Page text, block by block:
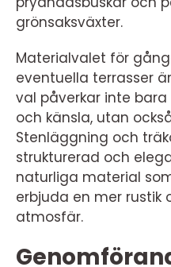
grönsaksväxter.
Materialvalet för
eventuella terrasser
val påverkar inte
och känsla, utan
Stenläggning och
strukturerad och
naturliga material
erbjuda en mer rustik
atmosfär.